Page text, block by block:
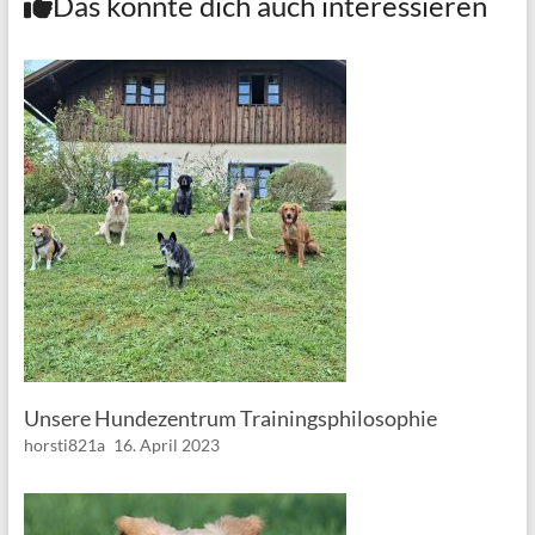
Unsere Hundezentrum Trainingsphilosophie
horsti821a 16. April 2023